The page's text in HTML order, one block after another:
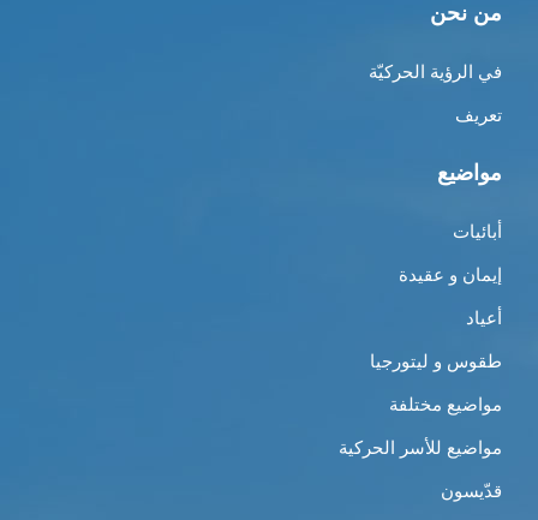
من نحن
في الرؤية الحركيّة
تعريف
مواضيع
أبائيات
إيمان و عقيدة
أعياد
طقوس و ليتورجيا
مواضيع مختلفة
مواضيع للأسر الحركية
قدّيسون